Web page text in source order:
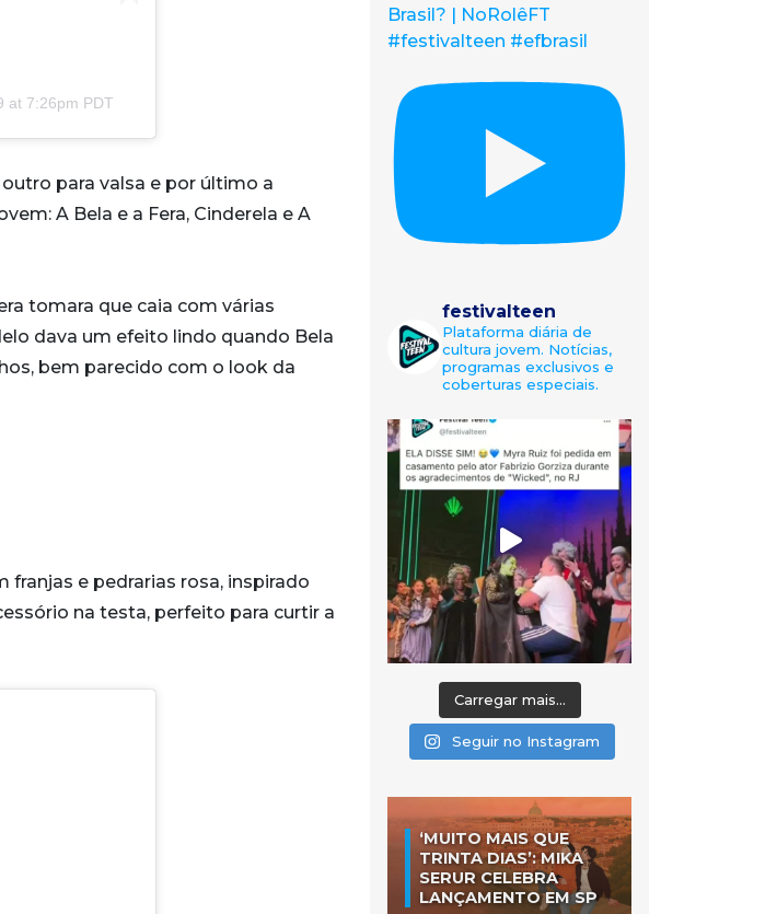
at 7:26pm PDT
para valsa e por último a
A Bela e a Fera, Cinderela e A
tomara que caia com várias
dava um efeito lindo quando Bela
bem parecido com o look da
e pedrarias rosa, inspirado
na testa, perfeito para curtir a
Brasil? | NoRolêFT
#festivalteen #efbrasil
festivalteen
Plataforma diária de
cultura jovem. Notícias,
programas exclusivos e
coberturas especiais.
Carregar mais...
Seguir no Instagram
‘MUITO MAIS QUE
TRINTA DIAS’: MIKA
SERUR CELEBRA
LANÇAMENTO EM SP